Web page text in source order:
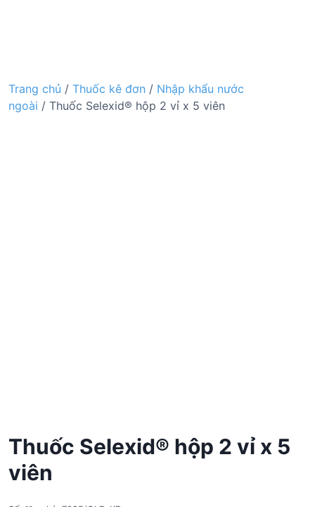
Trang chủ / Thuốc kê đơn / Nhập khẩu nước
ngoài / Thuốc Selexid® hộp 2 vỉ x 5 viên
Thuốc Selexid® hộp 2 vỉ x 5
viên